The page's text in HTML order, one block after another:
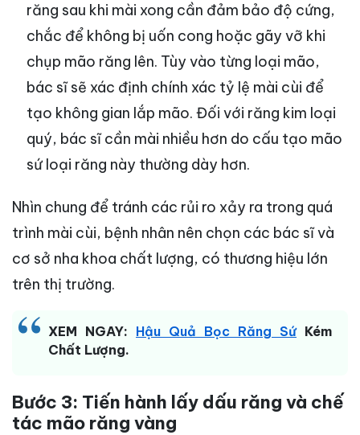
răng sau khi mài xong cần đảm bảo độ cứng,
chắc để không bị uốn cong hoặc gãy vỡ khi
chụp mão răng lên. Tùy vào từng loại mão,
bác sĩ sẽ xác định chính xác tỷ lệ mài cùi để
tạo không gian lắp mão. Đối với răng kim loại
quý, bác sĩ cần mài nhiều hơn do cấu tạo mão
sứ loại răng này thường dày hơn.
Nhìn chung để tránh các rủi ro xảy ra trong quá
trình mài cùi, bệnh nhân nên chọn các bác sĩ và
cơ sở nha khoa chất lượng, có thương hiệu lớn
trên thị trường.
XEM NGAY: Hậu Quả Bọc Răng SứKém
Chất Lượng.
Bước 3: Tiến hành lấy dấu răng và chế
tác mão răng vàng